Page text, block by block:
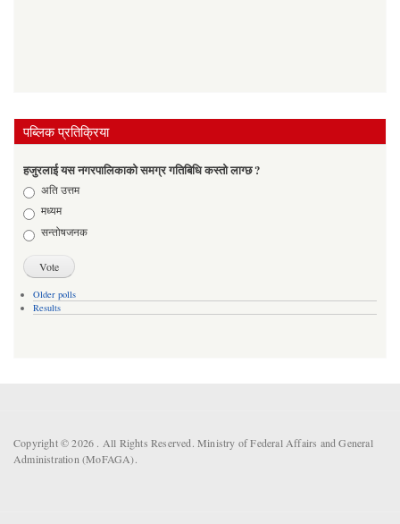
पब्लिक प्रतिक्रिया
हजुरलाई यस नगरपालिकाको समग्र गतिबिधि कस्तो लाग्छ ?
Choicesअति उत्तम
मध्यम
सन्तोषजनक
Older polls
Results
Copyright © 2026 . All Rights Reserved. Ministry of Federal Affairs and General
Administration (MoFAGA).